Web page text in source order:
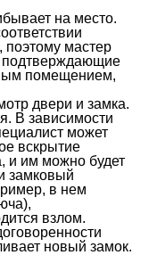
на место.
мастер
подтверждающие
помещением,
двери и замка.
В зависимости
может
вскрытие
и им можно будет
замковый
в нем
взлом.
новый замок.